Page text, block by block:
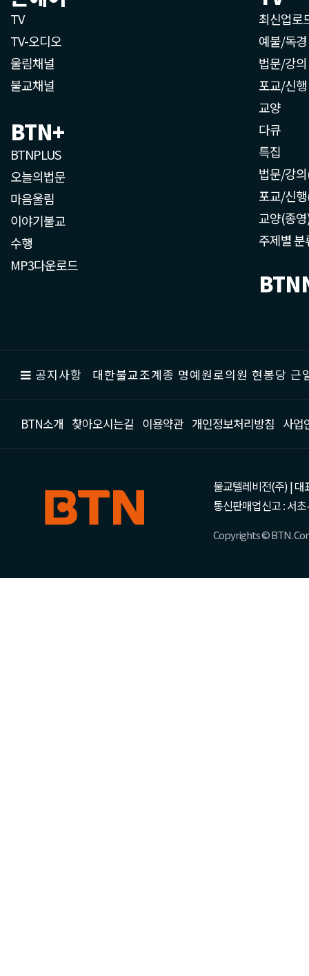
TV
TV-오디오
울림채널
불교채널
BTN+
BTNPLUS
오늘의법문
마음울림
이야기불교
수행
MP3다운로드
최신업로
예불/독경
법문/강의
포교/신행
교양
다큐
특집
법문/강
포교/신
교양(종
주제별 분
공지사항 대한불교조계종 명예원로의원 현봉당
BTN소개 찾아오시는길 이용약관 개인정보처리방침 사업
불교텔레비전(주) | 대
통신판매업신고 : 서
Copyrights © BTN.